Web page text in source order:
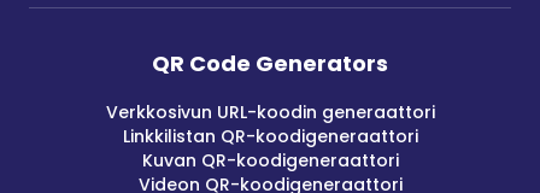
QR Code Generators
Verkkosivun URL-koodin generaattori
Linkkilistan QR-koodigeneraattori
Kuvan QR-koodigeneraattori
Videon QR-koodigeneraattori